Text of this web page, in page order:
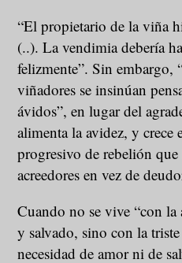
“El propietario de la viña
(..). La vendimia debería
felizmente”. Sin embargo,
viñadores se insinúan
ávidos”, en lugar del
alimenta la avidez, y crece
progresivo de rebelión
acreedores en vez de
Cuando no se vive “con la
y salvado, sino con la
necesidad de amor ni de